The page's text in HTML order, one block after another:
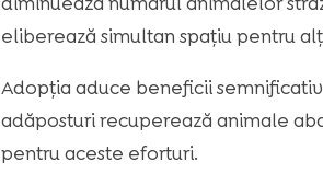
eliberează simultan spațiu pentru
Adopția aduce beneficii
adăposturi recuperează animale
pentru aceste eforturi.